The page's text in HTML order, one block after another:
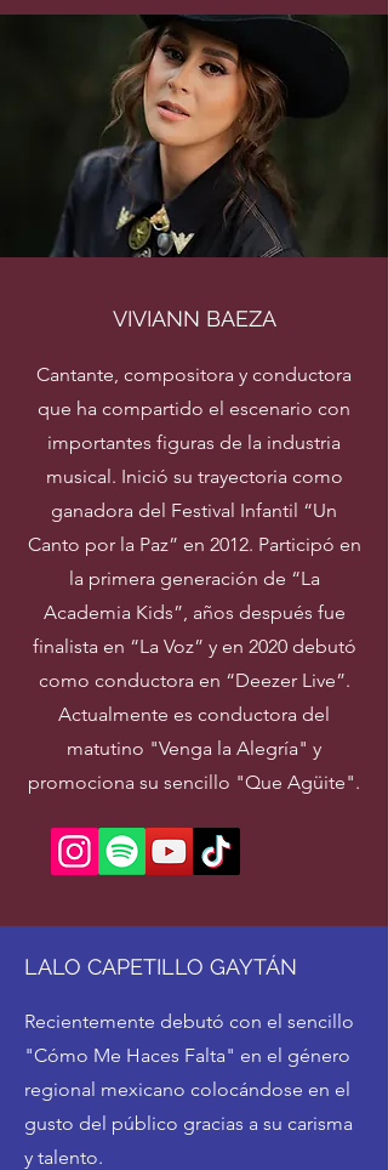
VIVIANN BAEZA
Cantante, compositora y conductora
que ha compartido el escenario con
importantes figuras de la industria
musical. Inició su trayectoria como
ganadora del Festival Infantil “Un
Canto por la Paz” en 2012. Participó en
la primera generación de “La
Academia Kids”, años después fue
finalista en “La Voz” y en 2020 debutó
como conductora en “Deezer Live”.
Actualmente es conductora del
matutino "Venga la Alegría" y
promociona su sencillo "Que Agüite".
LALO CAPETILLO GAYTÁN
Recientemente debutó con el sencillo
"Cómo Me Haces Falta" en el género
regional mexicano colocándose en el
gusto del público gracias a su carisma
y talento.